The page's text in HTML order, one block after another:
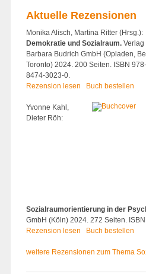
Aktuelle Rezensionen
Monika Alisch, Martina Ritter (Hrsg.):
Demokratie und Sozialraum. Verlag
Barbara Budrich GmbH (Opladen,
Toronto) 2024. 200 Seiten. ISBN
8474-3023-0.
Rezension lesen
Buch bestellen
Yvonne Kahl,
Dieter Röh:
Sozialraumorientierung in der
GmbH (Köln) 2024. 272 Seiten.
Rezension lesen
Buch bestellen
weitere Rezensionen zum Thema